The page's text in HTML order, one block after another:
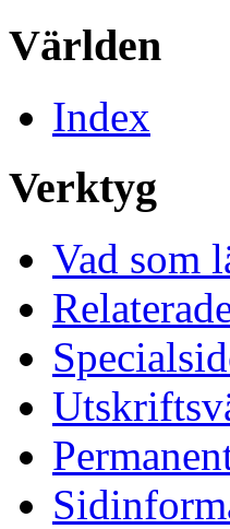
Världen
Index
Verktyg
Vad som